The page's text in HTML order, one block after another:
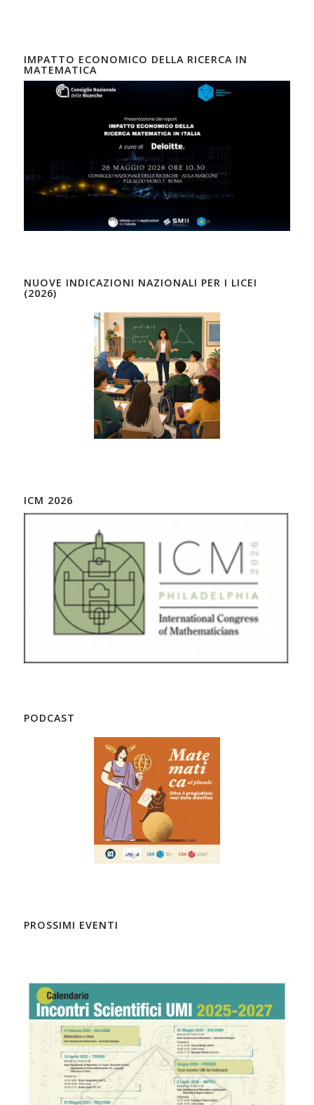
IMPATTO ECONOMICO DELLA RICERCA IN
MATEMATICA
NUOVE INDICAZIONI NAZIONALI PER I LICEI
(2026)
ICM 2026
PODCAST
PROSSIMI EVENTI